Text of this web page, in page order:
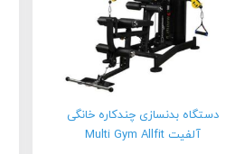
دستگاه بدنسازی چندکاره خانگی
آلفیت Multi Gym Allfit